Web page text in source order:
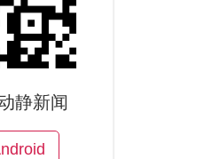
静新闻